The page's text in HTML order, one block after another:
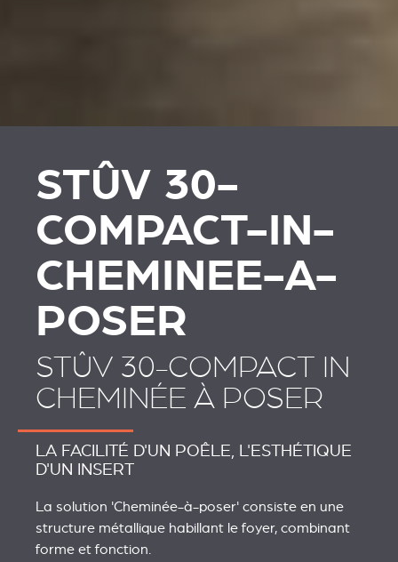
STÛV 30-
COMPACT-IN-
CHEMINEE-A-
POSER
STÛV 30-COMPACT IN
CHEMINÉE À POSER
LA FACILITÉ D'UN POÊLE, L'ESTHÉTIQUE
D'UN INSERT
La solution 'Cheminée-à-poser' consiste en une
structure métallique habillant le foyer, combinant
forme et fonction.